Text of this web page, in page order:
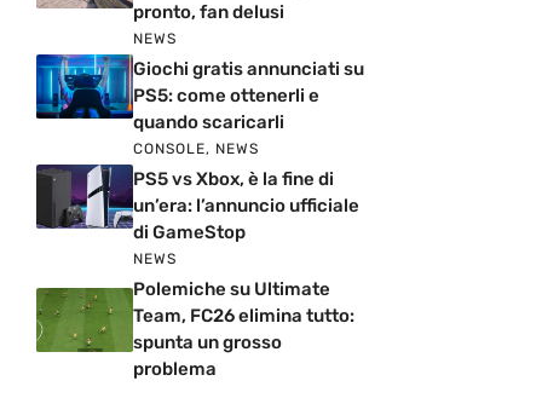
pronto, fan delusi
NEWS
Giochi gratis annunciati su
PS5: come ottenerli e
quando scaricarli
CONSOLE, NEWS
PS5 vs Xbox, è la fine di
un’era: l’annuncio ufficiale
di GameStop
NEWS
Polemiche su Ultimate
Team, FC26 elimina tutto:
spunta un grosso
problema